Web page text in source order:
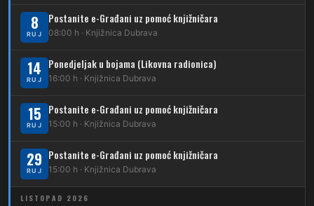
212
223 Dubec – Trnovčica – Dubrava
224 Dubec – Novoselec
261 Dubec – Sesvete – Goranec
262 Dubec – Sesvete – Planina Donja
263 Dubec – Sesvete–Kašina – Pl.Gornja
8
RUJ
Postanite e-Građani uz pomoć knjižničara
08:00 h · Knjižnica Dubrava
14
RUJ
Ponedjeljak u bojama (Likovna radionica)
16:00 h · Knjižnica Dubrava
15
RUJ
Postanite e-Građani uz pomoć knjižničara
15:00 h · Knjižnica Dubrava
29
RUJ
Postanite e-Građani uz pomoć knjižničara
15:00 h · Knjižnica Dubrava
LISTOPAD 2026